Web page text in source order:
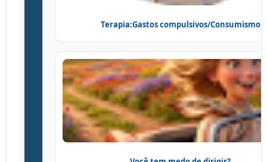
Terapia:Gastos compulsivos/Consumismo